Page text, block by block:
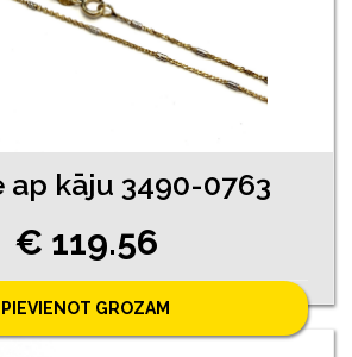
ap kāju 3490-0763
€ 119.56
PIEVIENOT GROZAM